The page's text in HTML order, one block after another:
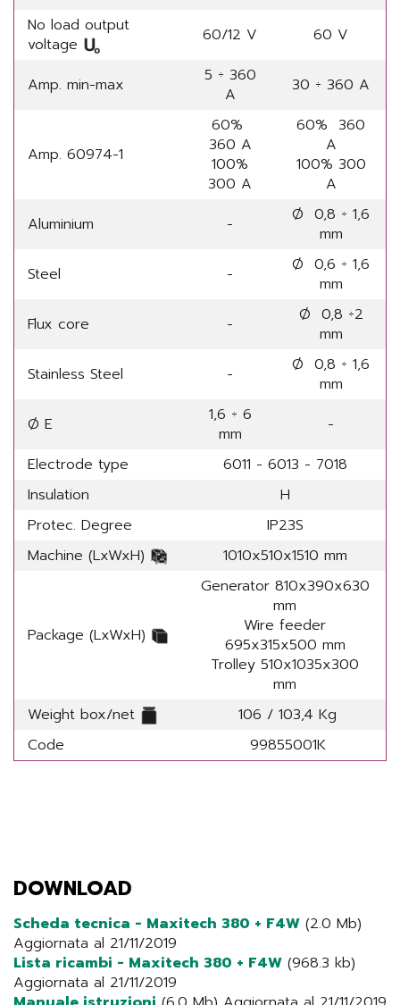
No load output
voltage
60/12 V 60 V
Amp. min-max
5 ÷ 360
A
30 ÷ 360 A
Amp. 60974-1
60%
360 A
100%
300 A
60% 360
A
100% 300
A
Aluminium
-
Ø 0,8 ÷ 1,6
mm
Steel
-
Ø 0,6 ÷ 1,6
mm
Flux core
-
Ø 0,8 ÷2
mm
Stainless Steel
-
Ø 0,8 ÷ 1,6
mm
Ø E
1,6 ÷ 6
mm
-
Electrode type
6011 - 6013 - 7018
Insulation
H
Protec. Degree
IP23S
Machine (LxWxH)
1010x510x1510 mm
Package (LxWxH)
Generator 810x390x630
mm
Wire feeder
695x315x500 mm
Trolley 510x1035x300
mm
Weight box/net
106 / 103,4 Kg
Code
99855001K
DOWNLOAD
Scheda tecnica - Maxitech 380 + F4W (2.0 Mb)
Aggiornata al 21/11/2019
Lista ricambi - Maxitech 380 + F4W (968.3 kb)
Aggiornata al 21/11/2019